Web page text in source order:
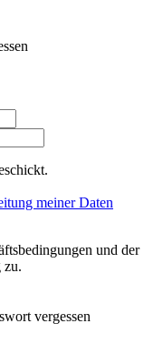
meiner Daten
und der
zu.
vergessen